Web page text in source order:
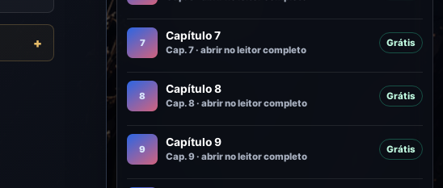
7
Capítulo 7
Cap. 7 · abrir no leitor completo
Grátis
8
Capítulo 8
Cap. 8 · abrir no leitor completo
Grátis
9
Capítulo 9
Cap. 9 · abrir no leitor completo
Grátis